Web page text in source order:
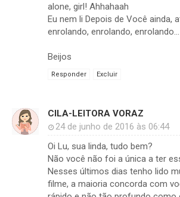
alone, girl! Ahhahaah
Eu nem li Depois de Você ainda,
enrolando, enrolando, enrolando...
Beijos
Responder Excluir
CILA-LEITORA VORAZ
24 de junho de 2016 às 06:44
Oi Lu, sua linda, tudo bem?
Não você não foi a única a ter
Nesses últimos dias tenho lido
filme, a maioria concorda com